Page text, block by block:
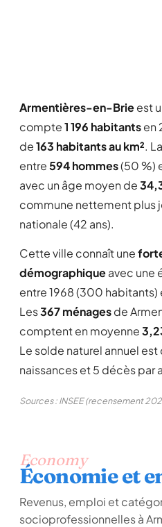
Armentières-en-Brieest
compte1 196 habitantsen
de163 habitants au km².
entre594 hommes(50 %)
avec un âge moyen de
commune nettement plus
nationale (42 ans).
Cette ville connaît une
démographiqueavec une
entre 1968 (300 habitants)
Les367 ménagesde
comptent en moyenne
Le solde naturel annuel est
naissances et 5 décès par
Sources : INSEE (recensement
Economy
Économie et
Revenus, emploi et
socioprofessionnelles à